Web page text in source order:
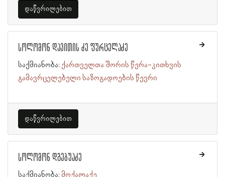
დაწვრილებით
სოლომონ დავითის ძე ფურცელაძე
საქმიანობა: ქართველთა შორის წერა-კითხვის
გამავრცელებელი საზოგადოების წევრი
დაწვრილებით
სოლომონ დგებუაძე
საქმიანობა: მოქალაქე